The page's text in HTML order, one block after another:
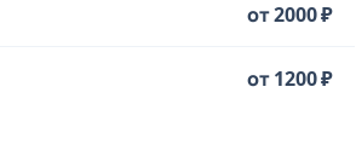
от 2000 ₽
от 1200 ₽